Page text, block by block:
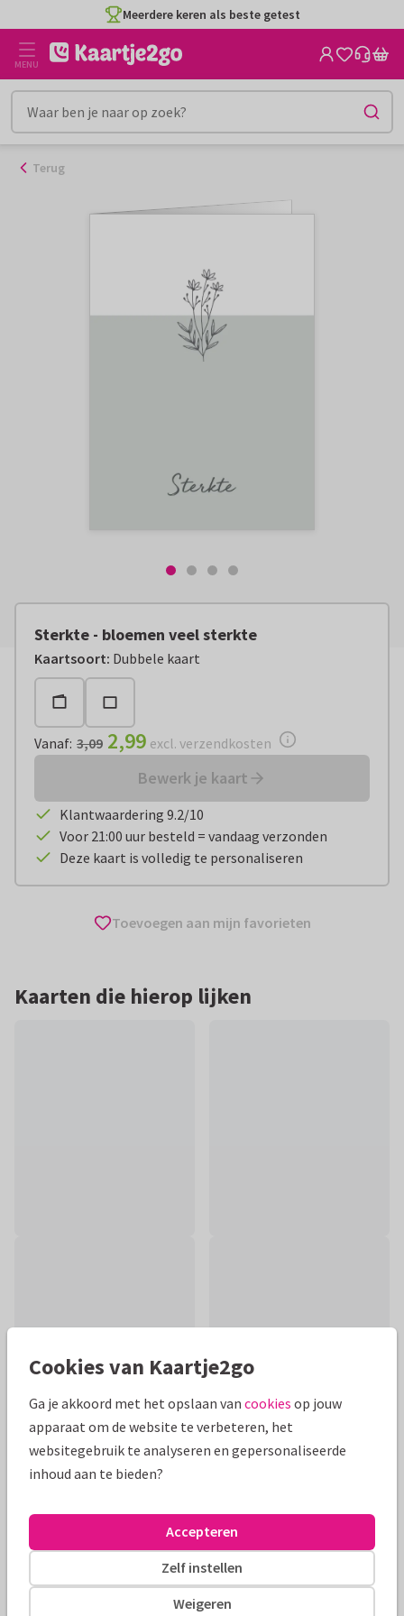
naar
inhoud
Meerdere keren als beste getest
MENU
Terug
Sterkte - bloemen veel sterkte
Kaartsoort: Dubbele kaart
Vanaf: € 2,99 excl. verzendkosten
Vanaf: 3,09 2,99 excl. verzendkosten
Bewerk je kaart
Klantwaardering 9.2/10
Voor 21:00 uur besteld = vandaag verzonden
Deze kaart is volledig te personaliseren
Toevoegen aan mijn favorieten
Kaarten die hierop lijken
Productinformatie
Moderne condoleancekaart met bloemen. Om iemand
sterkte te wensen in deze moeilijke tijd.
Alle kaarten zijn helemaal naar wens aan te passen
Cookies van Kaartje2go
Ga je akkoord met het opslaan van cookies op jouw
apparaat om de website te verbeteren, het
websitegebruik te analyseren en gepersonaliseerde
inhoud aan te bieden?
Weigeren
Zelf instellen
Accepteren